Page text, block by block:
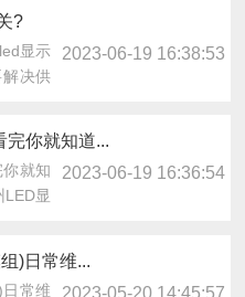
?
2023-06-19 16:38:53
显示
决供
完你就知道...
2023-06-19 16:36:54
就知
显
)日常维...
2023-05-20 14:45:57
常维